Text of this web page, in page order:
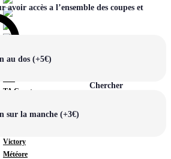
TA Court
Miami
Victory
Météore
Chercher
accès a l’ensemble des coupes et
au dos (+5€)
sur la manche (+3€)